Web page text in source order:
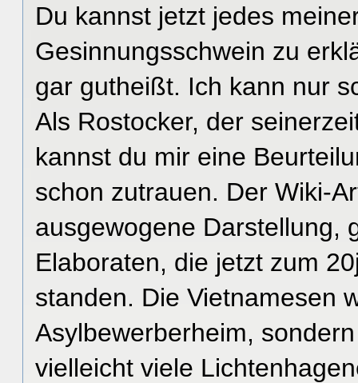
Du kannst jetzt jedes
Gesinnungsschwein zu
gar gutheißt. Ich kann nur
Als Rostocker, der
kannst du mir eine
schon zutrauen. Der Wiki-
ausgewogene Darstellung,
Elaboraten, die jetzt zum
standen. Die Vietnamesen
Asylbewerberheim,
vielleicht viele